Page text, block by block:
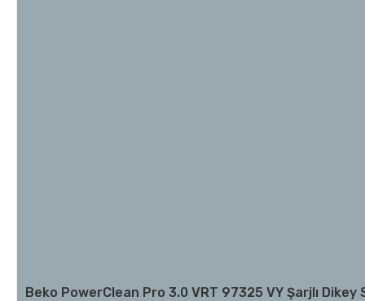
Beko PowerClean Pro 3.0 VRT 97325 VY Şarjlı Dikey